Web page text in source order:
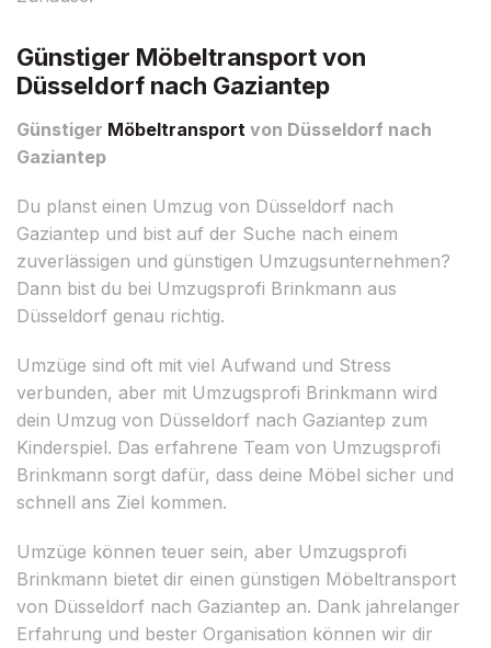
Günstiger Möbeltransport von
Düsseldorf nach Gaziantep
Günstiger Möbeltransport von Düsseldorf nach
Gaziantep
Du planst einen Umzug von Düsseldorf nach
Gaziantep und bist auf der Suche nach einem
zuverlässigen und günstigen Umzugsunternehmen?
Dann bist du bei Umzugsprofi Brinkmann aus
Düsseldorf genau richtig.
Umzüge sind oft mit viel Aufwand und Stress
verbunden, aber mit Umzugsprofi Brinkmann wird
dein Umzug von Düsseldorf nach Gaziantep zum
Kinderspiel. Das erfahrene Team von Umzugsprofi
Brinkmann sorgt dafür, dass deine Möbel sicher und
schnell ans Ziel kommen.
Umzüge können teuer sein, aber Umzugsprofi
Brinkmann bietet dir einen günstigen Möbeltransport
von Düsseldorf nach Gaziantep an. Dank jahrelanger
Erfahrung und bester Organisation können wir dir